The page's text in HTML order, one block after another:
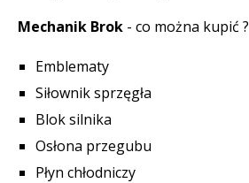
Mechanik Brok - co można kupić ?
Emblematy
Siłownik sprzęgła
Blok silnika
Osłona przegubu
Płyn chłodniczy